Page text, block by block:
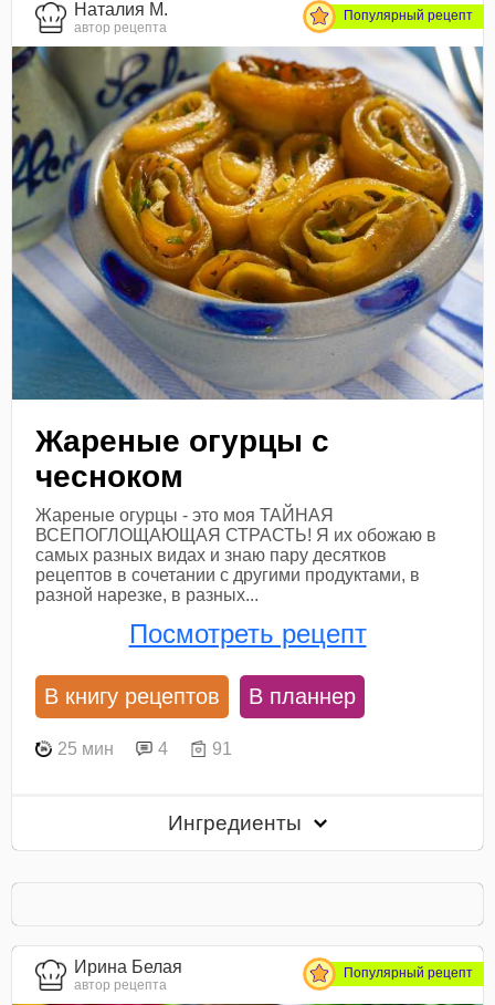
Наталия М.
автор рецепта
Популярный рецепт
Жареные огурцы с
чесноком
Жареные огурцы - это моя ТАЙНАЯ
ВСЕПОГЛОЩАЮЩАЯ СТРАСТЬ! Я их обожаю в
самых разных видах и знаю пару десятков
рецептов в сочетании с другими продуктами, в
разной нарезке, в разных...
Посмотреть рецепт
В книгу рецептов В планнер
25 мин 4 91
Ингредиенты
Ирина Белая
автор рецепта
Популярный рецепт